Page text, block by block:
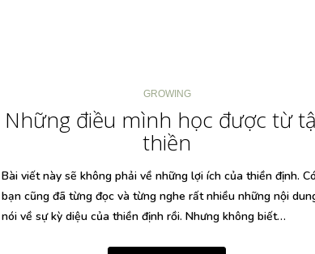
GROWING
Những điều mình học được từ
thiền
Bài viết này sẽ không phải về những lợi ích của thiền định.
bạn cũng đã từng đọc và từng nghe rất nhiều những nội
nói về sự kỳ diệu của thiền định rồi. Nhưng không biết…